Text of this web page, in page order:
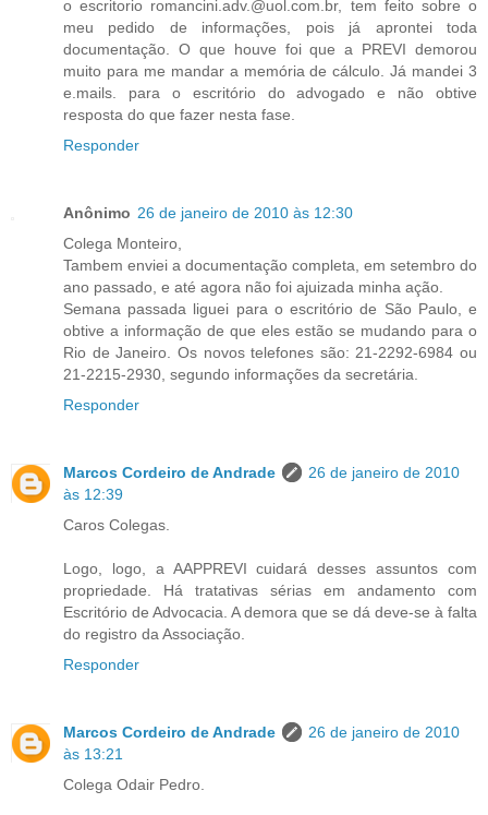
o escritorio romancini.adv.@uol.com.br, tem feito sobre o
meu pedido de informações, pois já aprontei toda
documentação. O que houve foi que a PREVI demorou
muito para me mandar a memória de cálculo. Já mandei 3
e.mails. para o escritório do advogado e não obtive
resposta do que fazer nesta fase.
Responder
Anônimo 26 de janeiro de 2010 às 12:30
Colega Monteiro,
Tambem enviei a documentação completa, em setembro do
ano passado, e até agora não foi ajuizada minha ação.
Semana passada liguei para o escritório de São Paulo, e
obtive a informação de que eles estão se mudando para o
Rio de Janeiro. Os novos telefones são: 21-2292-6984 ou
21-2215-2930, segundo informações da secretária.
Responder
Marcos Cordeiro de Andrade
26 de janeiro de 2010
às 12:39
Caros Colegas.
Logo, logo, a AAPPREVI cuidará desses assuntos com
propriedade. Há tratativas sérias em andamento com
Escritório de Advocacia. A demora que se dá deve-se à falta
do registro da Associação.
Responder
Marcos Cordeiro de Andrade
26 de janeiro de 2010
às 13:21
Colega Odair Pedro.